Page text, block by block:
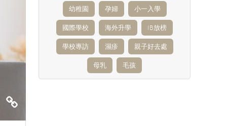
幼稚園 孕婦 小一入學
國際學校 海外升學 IB放榜
學校專訪 濕疹 親子好去處
母乳 毛孩